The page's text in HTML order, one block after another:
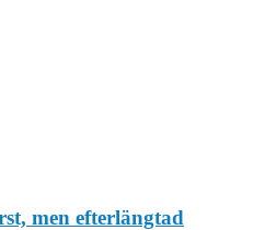
men efterlängtad